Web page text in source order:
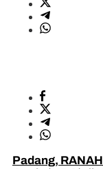
Padang,